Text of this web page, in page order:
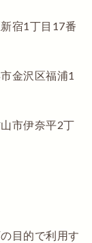
宿1丁目17番
金沢区福浦1
市伊奈平2丁
目的で利用す